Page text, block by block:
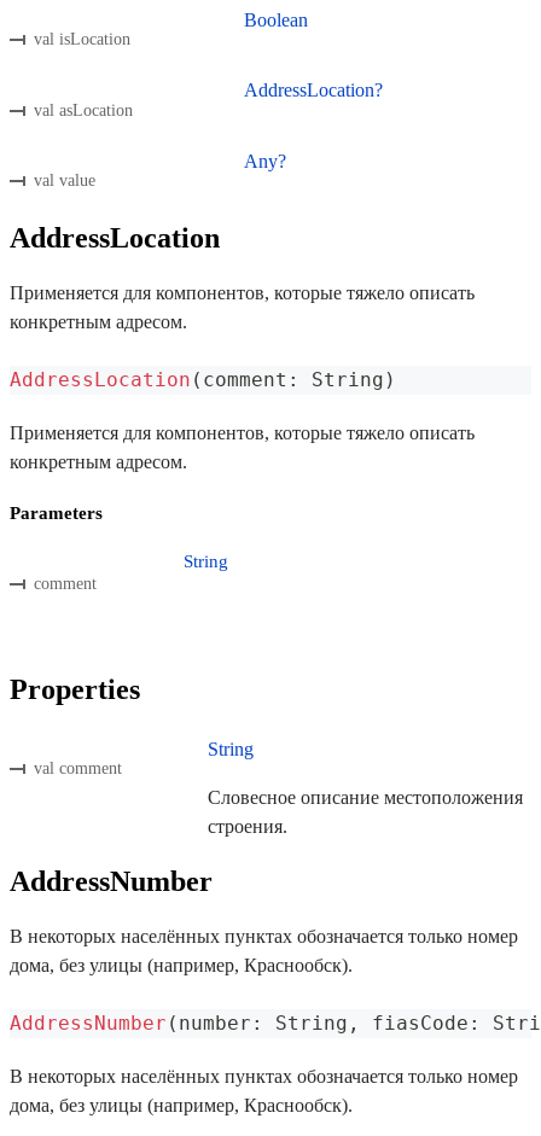
val isLocation
Boolean
val asLocation
AddressLocation?
val value
Any?
AddressLocation
Применяется для компонентов, которые тяжело описать
конкретным адресом.
AddressLocation ( comment : String )
Применяется для компонентов, которые тяжело описать
конкретным адресом.
Parameters
comment
String
Properties
val comment
String
Словесное описание местоположения
строения.
AddressNumber
В некоторых населённых пунктах обозначается только номер
дома, без улицы (например, Краснообск).
AddressNumber ( number : String , fiasCode :
В некоторых населённых пунктах обозначается только номер
дома, без улицы (например, Краснообск).